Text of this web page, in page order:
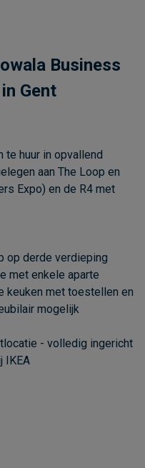
Business
Gent
te huur in opvallend
aan The Loop en
Expo) en de R4 met
op derde verdieping
met enkele aparte
keuken met toestellen en
mogelijk
- volledig ingericht
IKEA